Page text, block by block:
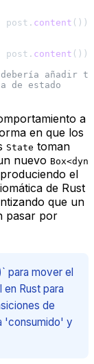
post. content
post. content
añadir
de estado
a
en que los
State toman
nuevo Box<dyn
produciendo el
de Rust
que un
pasar por
para mover el
Rust para
de
'consumido' y